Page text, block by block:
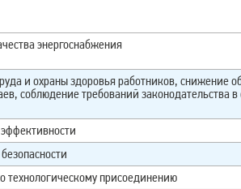
энергоснабжения
и охраны здоровья работников, снижение
соблюдение требований законодательства в
технологическому присоединению